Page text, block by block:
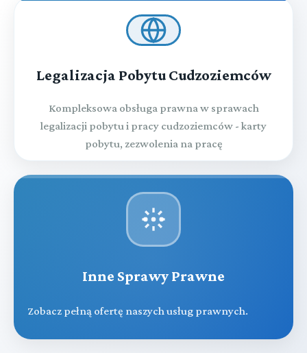
Legalizacja Pobytu Cudzoziemców
Kompleksowa obsługa prawna w sprawach
legalizacji pobytu i pracy cudzoziemców - karty
pobytu, zezwolenia na pracę
Inne Sprawy Prawne
Zobacz pełną ofertę naszych usług prawnych.